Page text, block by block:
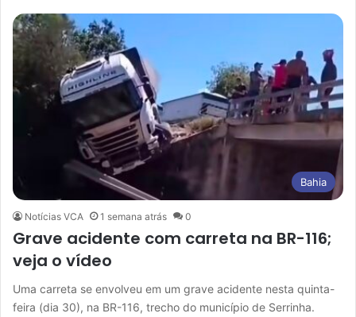
Bahia
Notícias VCA 1 semana atrás 0
Grave acidente com carreta na BR-116;
veja o vídeo
Uma carreta se envolveu em um grave acidente nesta quinta-
feira (dia 30), na BR-116, trecho do município de Serrinha.